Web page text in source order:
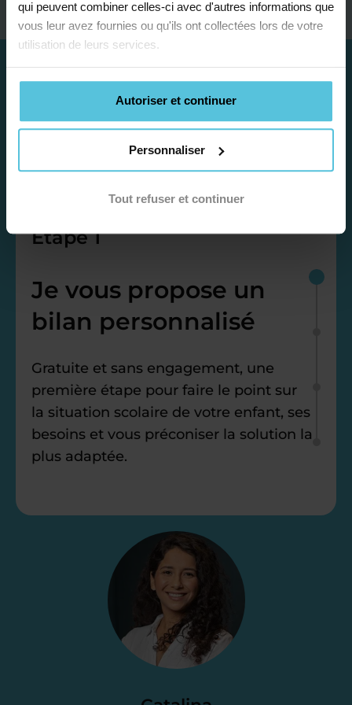
qui peuvent combiner celles-ci avec d'autres informations que
vous leur avez fournies ou qu'ils ont collectées lors de votre
utilisation de leurs services.
Autoriser et continuer
Personnaliser
Tout refuser et continuer
Étape 1
Je vous propose un
bilan personnalisé
Gratuite et sans engagement, une
première étape pour faire le point sur
la situation scolaire de votre enfant, ses
besoins et vous préconiser la solution la
plus adaptée.
Étape 2
Je vous envoie une
proposition
d’accompagnement
parfait. À partir de maintenant nous